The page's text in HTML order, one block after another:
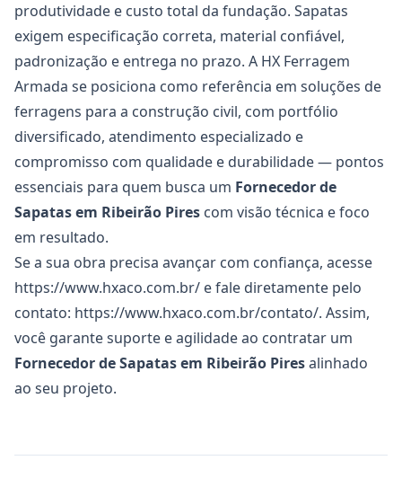
produtividade e custo total da fundação. Sapatas
exigem especificação correta, material confiável,
padronização e entrega no prazo. A HX Ferragem
Armada se posiciona como referência em soluções de
ferragens para a construção civil, com portfólio
diversificado, atendimento especializado e
compromisso com qualidade e durabilidade — pontos
essenciais para quem busca um Fornecedor de
Sapatasem Ribeirão Pires com visão técnica e foco
em resultado.
Se a sua obra precisa avançar com confiança, acesse
https://www.hxaco.com.br/ e fale diretamente pelo
contato: https://www.hxaco.com.br/contato/. Assim,
você garante suporte e agilidade ao contratar um
Fornecedor de Sapatasem Ribeirão Piresalinhado
ao seu projeto.